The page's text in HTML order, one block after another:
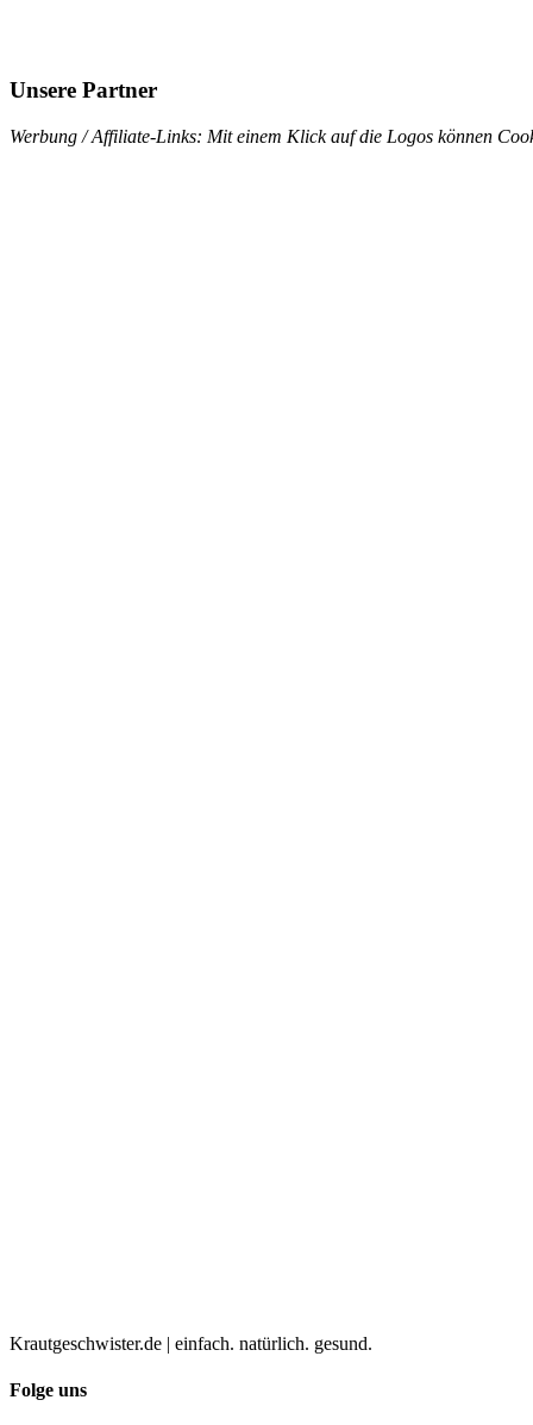
Unsere Partner
Werbung / Affiliate-Links: Mit einem Klick auf die Logos können
Krautgeschwister.de | einfach. natürlich. gesund.
Folge uns